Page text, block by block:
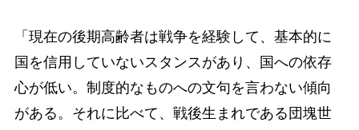
「現在の後期高齢者は戦争を経験して、基本的に
国を信用していないスタンスがあり、国への依存
心が低い。制度的なものへの文句を言わない傾向
がある。それに比べて、戦後生まれである団塊世